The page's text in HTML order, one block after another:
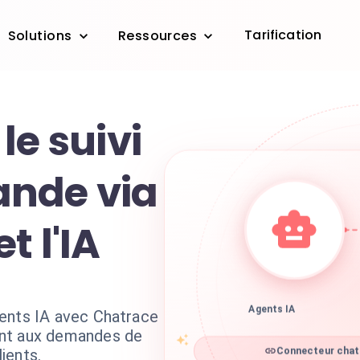
Solutions Ressources Tarification
suivi
via
l'IA
IA avec Chatrace
aux demandes de
Agents IA
Connecteur